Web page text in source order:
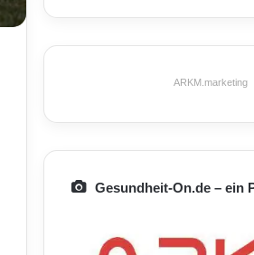
ARKM.marketing
Gesundheit-On.de – ein